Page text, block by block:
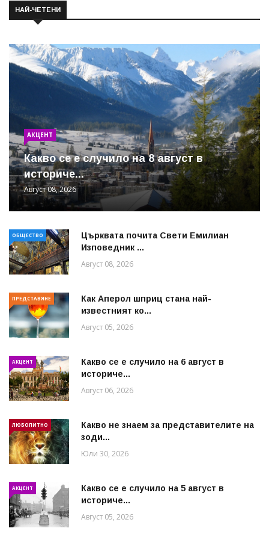
НАЙ-ЧЕТЕНИ
АКЦЕНТ
Какво се е случило на 8 август в
историче...
Август 08, 2026
ОБЩЕСТВО
Църквата почита Свeти Емилиан
Изповедник ...
Август 08, 2026
ПРЕДСТАВЯНЕ
Как Аперол шприц стана най-
известният ко...
Август 05, 2026
АКЦЕНТ
Какво се е случило на 6 август в
историче...
Август 06, 2026
ЛЮБОПИТНО
Какво не знаем за представителите на
зоди...
Юли 30, 2026
АКЦЕНТ
Какво се е случило на 5 август в
историче...
Август 05, 2026